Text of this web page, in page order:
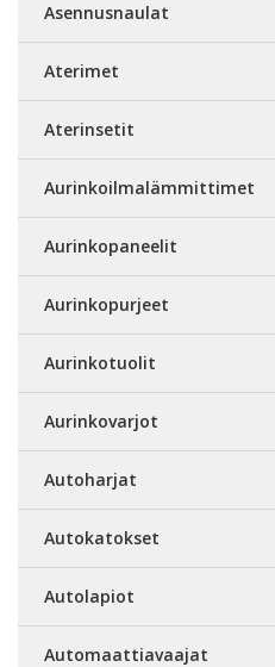
Asennusnaulat
Aterimet
Aterinsetit
Aurinkoilmalämmittimet
Aurinkopaneelit
Aurinkopurjeet
Aurinkotuolit
Aurinkovarjot
Autoharjat
Autokatokset
Autolapiot
Automaattiavaajat